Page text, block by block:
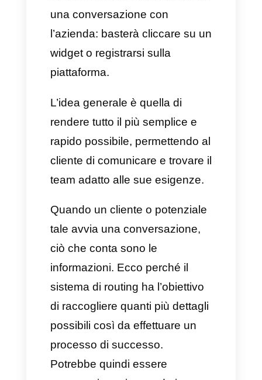
In questi tipi di interazioni il
routing deve essere
forzatamente istantaneo: la
velocità infatti fa la differenza.
Rispondere a un’email non è
uguale all’atto di rispondere a
una chat da un’app di
un domanda, ci aspettiamo che
immediatamente e non dopo
giorni.
Come funziona il routing
Affinché questo processo inizi a